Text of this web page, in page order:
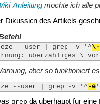
Anleitungmöchte ich alle
Dikussion des Artikels
--user | grep -v '^\-
überzähliges \
aber so funktioniert
--user | grep -v '^ -e'
grep da überhaupt für eine